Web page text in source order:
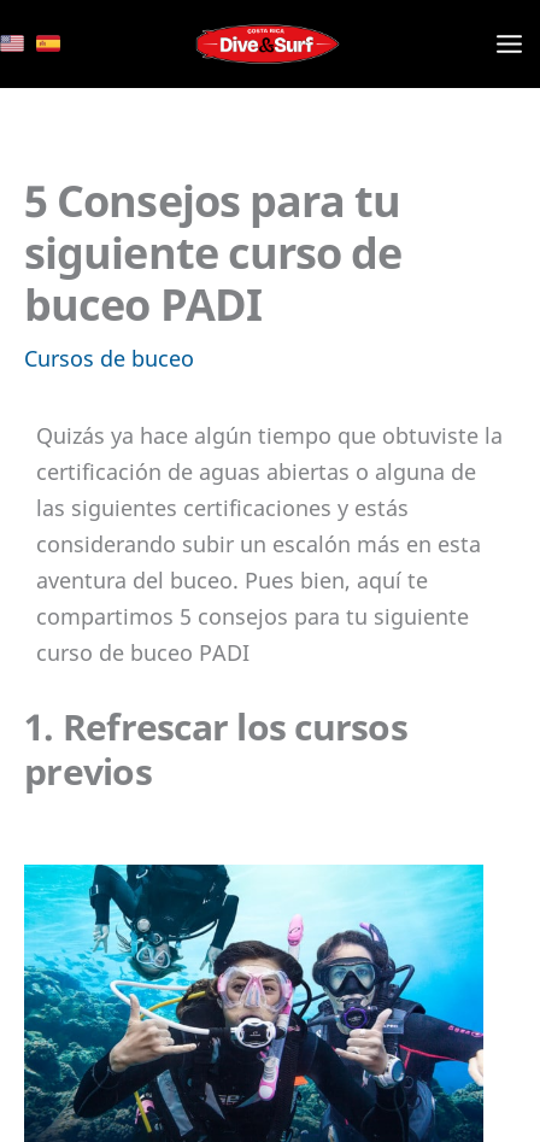
al
contenido
5 Consejos para tu
siguiente curso de
buceo PADI
Cursos de buceo
Quizás ya hace algún tiempo que obtuviste la
certificación de aguas abiertas o alguna de
las siguientes certificaciones y estás
considerando subir un escalón más en esta
aventura del buceo. Pues bien, aquí te
compartimos 5 consejos para tu siguiente
curso de buceo PADI
1. Refrescar los cursos
previos